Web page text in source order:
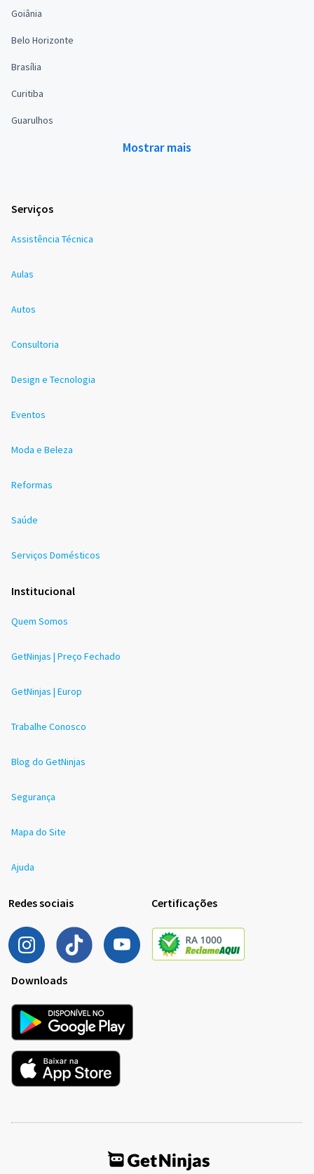
Goiânia
Belo Horizonte
Brasília
Curitiba
Guarulhos
Mostrar mais
Serviços
Assistência Técnica
Aulas
Autos
Consultoria
Design e Tecnologia
Eventos
Moda e Beleza
Reformas
Saúde
Serviços Domésticos
Institucional
Quem Somos
GetNinjas | Preço Fechado
GetNinjas | Europ
Trabalhe Conosco
Blog do GetNinjas
Segurança
Mapa do Site
Ajuda
Redes sociais Certificações
Downloads